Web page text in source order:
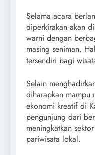
Selama acara
diperkirakan akan
warni dengan
masing seniman.
tersendiri bagi
Selain
diharapkan mampu
ekonomi kreatif di
pengunjung dari
meningkatkan
pariwisata lokal.